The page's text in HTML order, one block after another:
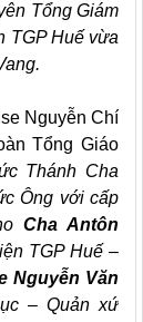
Tổng Giám
TGP Huế vừa
Nguyễn Chí
Tổng Giáo
Thánh Cha
Ông với cấp
Cha Antôn
TGP Huế –
Nguyễn Văn
– Quản xứ